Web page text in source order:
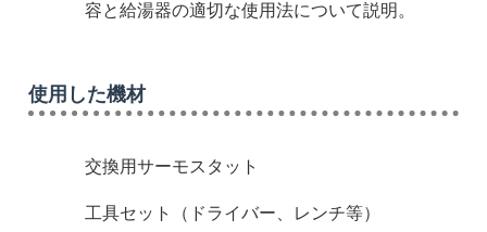
容と給湯器の適切な使用法について説明。
使用した機材
交換用サーモスタット
工具セット（ドライバー、レンチ等）